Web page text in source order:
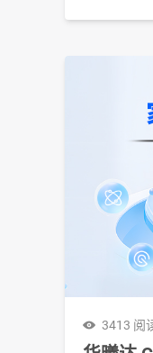
3413 阅